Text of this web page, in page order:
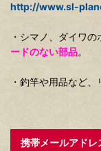
http://www.sl-
・シマノ、ダイワの
ードのない部品。
・釣竿や用品など、
携帯メールアドレ